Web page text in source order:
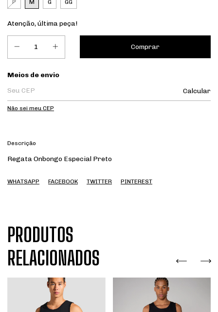
P M G GG
Atenção, última peça!
Entregas para o CEP:
Meios de envio
Calcular
Não sei meu CEP
Descrição
Regata Onbongo Especial Preto
WHATSAPP FACEBOOK TWITTER PINTEREST
PRODUTOS
RELACIONADOS